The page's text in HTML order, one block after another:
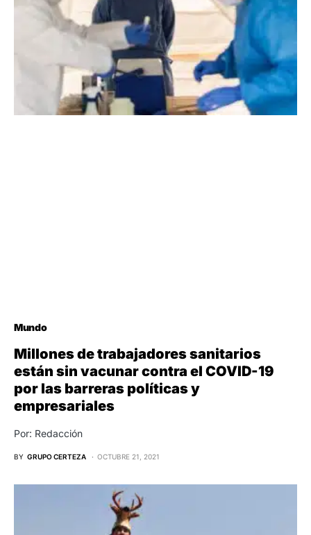
Mundo
Millones de trabajadores sanitarios
están sin vacunar contra el COVID-19
por las barreras políticas y
empresariales
Por: Redacción
BY GRUPO CERTEZA OCTUBRE 21, 2021